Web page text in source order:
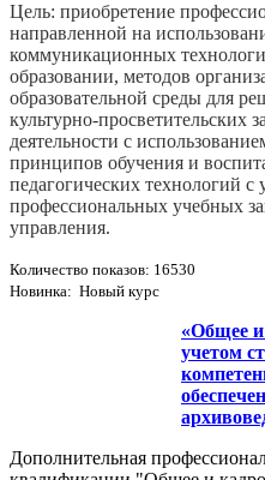
Цель: приобретение
направленной на
коммуникационных
образовании, методов
образовательной среды для
культурно-­просветительских
деятельности с
принципов обучения и
педагогических технологий с
профессиональных учебных
управления.
Количество показов: 16530
Новинка: Новый курс
«Общее и
учетом
Дополнительная